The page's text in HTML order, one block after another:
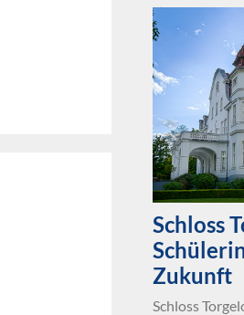
Schloss
Zukunft
Schloss